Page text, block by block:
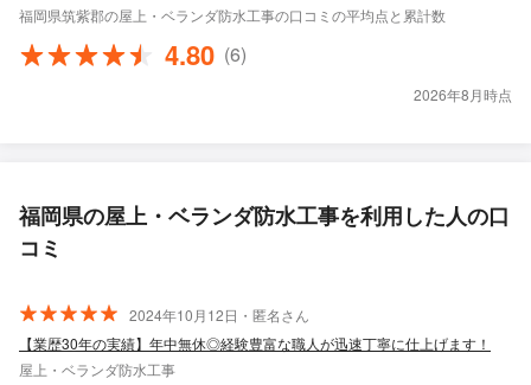
福岡県筑紫郡の屋上・ベランダ防水工事の口コミの平均点と累計数
4.80 (6)
2026年8月時点
福岡県の屋上・ベランダ防水工事を利用した人の口
コミ
2024年10月12日・匿名さん
【業歴30年の実績】年中無休◎経験豊富な職人が迅速丁寧に仕上げます！
屋上・ベランダ防水工事